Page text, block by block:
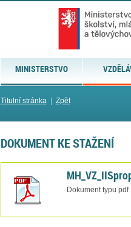
MINISTERSTVO
Titulní stránka| Zpět
DOKUMENT KE STAŽENÍ
Dokument typu pdf